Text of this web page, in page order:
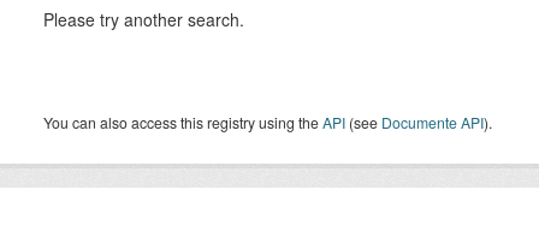
Please try another search.
You can also access this registry using theAPI (see Documente API).